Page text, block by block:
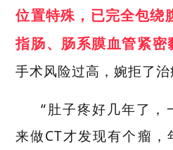
位置特殊，已完全包绕
指肠、肠系膜血管紧密
手术风险过高，婉拒了治
“肚子疼好几年了，
来做CT才发现有个瘤，